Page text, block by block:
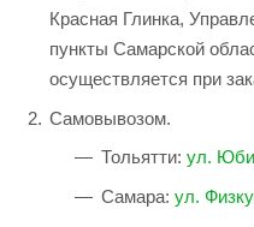
Красная Глинка,
пункты Самарской
осуществляется при
Самовывозом.
Тольятти: ул.
Самара: ул.